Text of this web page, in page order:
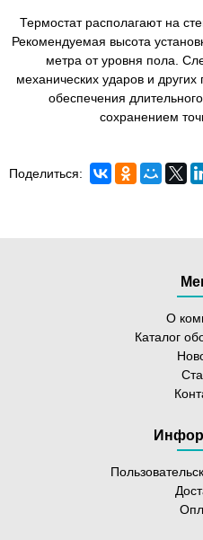
Термостат располагают на
Рекомендуемая высота
метра от уровня пола.
механических ударов и
обеспечения
сохранением
Поделиться:
О
Каталог